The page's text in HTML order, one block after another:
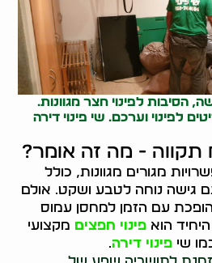
הסיבות לפינוי חצר מגוונות.
לפינוי וערכם. שי פינוי דירה
תקווה - מה זה אומר?
מגורים מגוונות, כולל
גישה נוחה לטבע ושקט. אולם
עם הזמן למחסן עמוס
היחיד הואפינוי חפצים מקצועי
שיפינוי דירה.